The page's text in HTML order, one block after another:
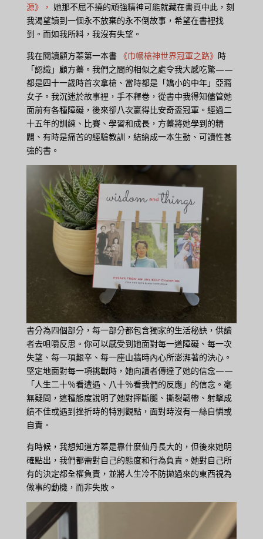
源》， 她那不屈不撓的頑強精神可能就藏在書頁中此，刻
我渴望讀到一個永不放棄的永不倒故事，希望在書裡找
到。而如我所料，我沒有失望。
我在閱讀顧方蓁第一本書 《巾幗槍神世界冠軍之路》 時
「認識」顧方蓁。我們之間的相似之處令我大感吃驚——
都是四十一歲時首次拿槍、當時都是「嬌小的中年」亞裔
女子。我沉迷於故事裡，手不釋卷，從書中我得知儘管她
面前有各種障礙，後來卻八次贏得比安奇盃冠軍。經過二
十五年的訓練、比賽、學習和成長，方蓁將她學到的精
闢、有時是痛苦的經驗教訓，結納成一本生動、可讀性甚
強的書。
書分為四個部分，每一部分都包含獨家的生活秘訣，供讀
者去咀嚼反思。你可以感受到她面對每一道障礙、每一次
失望、每一項艱辛、每一座山牆時內心所澎湃著的決心。
堅定地面對每一項挑戰時，她向讀者傳達了她的信念——
「人生二十％看遭遇、八十％看我們的反應」的信念。毫
無疑問，這種態度說明了她對摔斷腿、撕裂韌帶、射擊成
績不佳或遇到挫折時的特別觀點，面對時沒有一絲自憐或
自責。
有時候，我想知道方蓁是靠什麼仙丹長大的，但後來她明
確點出，我們都需對自己的態度和行為負責。她對自己所
有的決定都全權負責，並將人生冷不防拋過來的東西視為
做事的動機，而非失敗。